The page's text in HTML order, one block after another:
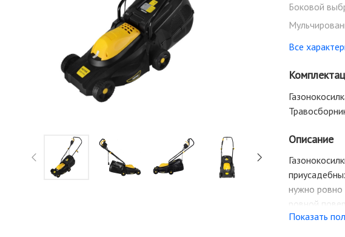
Боковой
Все
Описание
нужно ровно
ровной
Показать